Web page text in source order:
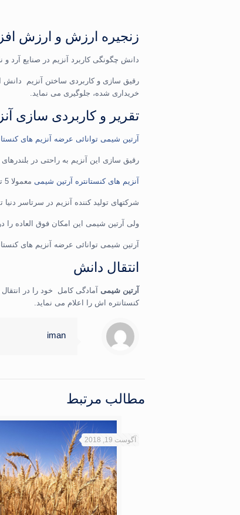
زنجیره ارزش و ارزش
دانش چگونگی کاربرد آنزیم در صنایع آرد
رقیق سازی و کاربردی ساختن آنزیم دانش
خریداری شده، جلوگیری می نماید.
تقریر و کاربردی سازی
آرتین شیمی توانائی عرضه آنزیم های
رقیق سازی این آنزیم به راحتی در
آنزیم های کنستانتره آرتین شیمی معمولا 5 تا 20 برابر کنستانتره تر از تمام آنزیم هایی هستند که به صورت تجاری عرضه می شوند.
شرکتهای تولید کننده آنزیم در سرتاسر
ولی آرتین شیمی این امکان فوق العاده را
آرتین شیمی توانائی عرضه آنزیم های
انتقال دانش
آرتین شیمی آمادگی کامل خود را در
کنستانتره اش را اعلام می نماید.
iman
مطالب مرتبط
آگوست 19, 2018